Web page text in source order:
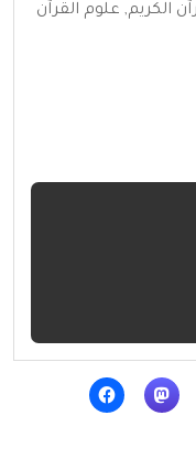
الكريم, علوم القرآن